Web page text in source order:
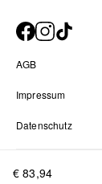
€ 83,94
AGB
Impressum
Datenschutz